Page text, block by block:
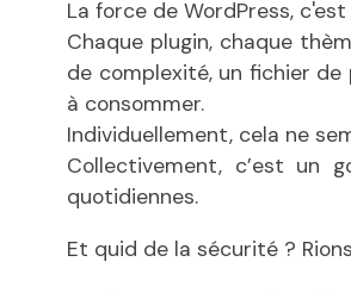
La force de WordPress,
Chaque plugin, chaque
de complexité, un fichier
à consommer.
Individuellement, cela ne
Collectivement, c’est un
quotidiennes.
Et quid de la sécurité ?